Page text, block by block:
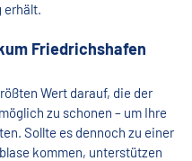
erhält.
Friedrichshafen
Wert darauf, die der
zu schonen – um Ihre
Sollte es dennoch zu einer
kommen, unterstützen